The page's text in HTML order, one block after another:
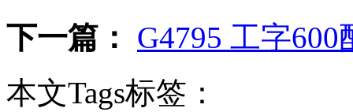
下一篇：
G4795 工字600
本文Tags标签：